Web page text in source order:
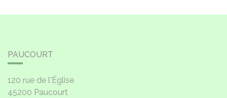
PAUCOURT
120 rue de l'Église
45200 Paucourt